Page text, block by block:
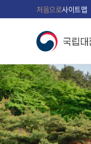
처음으로사이트맵